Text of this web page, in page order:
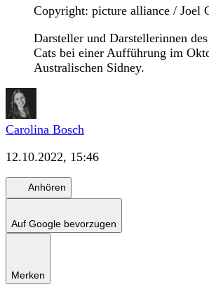
Copyright: picture alliance / Joel
Darsteller und Darstellerinnen
Cats bei einer Aufführung im
Australischen Sidney.
Carolina Bosch
12.10.2022, 15:46
Anhören
Auf Google bevorzugen
Merken